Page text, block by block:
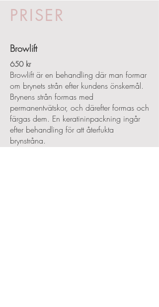
PRISER
Browlift
650 kr
Browlift är en behandling där man formar
om brynets strån efter kundens önskemål.
Brynens strån formas med
permanentvätskor, och därefter formas och
färgas dem. En keratininpackning ingår
efter behandling för att återfukta
brynstråna.